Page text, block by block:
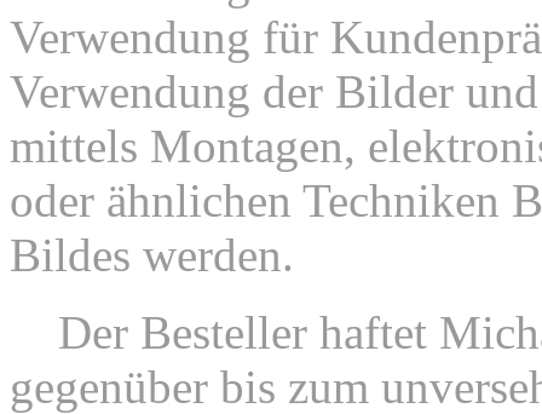
Verwendung für
Verwendung der Bilder
mittels Montagen,
oder ähnlichen Techniken
Bildes werden.
Der Besteller haftet
gegenüber bis zum